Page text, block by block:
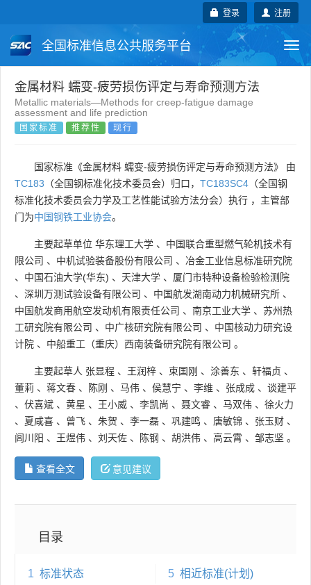
注册
登录
全国标准信息公共服务平台
国家标准 行业标准 地方标准
团体标准 企业标准
金属材料 蠕变-疲劳损伤评定与寿命预测方法
Metallic materials—Methods for creep-fatigue damage
assessment and life prediction
国家标准 推荐性 现行
国家标准《金属材料 蠕变-疲劳损伤评定与寿命预测方法》 由
TC183 （全国钢标准化技术委员会）归口， TC183SC4 （全国钢
标准化技术委员会力学及工艺性能试验方法分会）执行 ，主管部
门为中国钢铁工业协会。
主要起草单位 华东理工大学 、 中国联合重型燃气轮机技术有
限公司 、 中机试验装备股份有限公司 、 冶金工业信息标准研究院
、 中国石油大学(华东) 、 天津大学 、 厦门市特种设备检验检测院
、 深圳万测试验设备有限公司 、 中国航发湖南动力机械研究所 、
中国航发商用航空发动机有限责任公司 、 南京工业大学 、 苏州热
工研究院有限公司 、 中广核研究院有限公司 、 中国核动力研究设
计院 、 中船重工（重庆）西南装备研究院有限公司 。
主要起草人 张显程 、 王润梓 、 束国刚 、 涂善东 、 轩福贞 、
董莉 、 蒋文春 、 陈刚 、 马伟 、 侯慧宁 、 李维 、 张成成 、 谈建平
、 伏喜斌 、 黄星 、 王小威 、 李凯尚 、 聂文睿 、 马双伟 、 徐火力
、 夏咸喜 、 曾飞 、 朱贺 、 李一磊 、 巩建鸣 、 唐敏锦 、 张玉财 、
闾川阳 、 王煜伟 、 刘天佐 、 陈钢 、 胡洪伟 、 高云霄 、 邹志坚 。
查看全文 意见建议
目录
1 标准状态
5 相近标准(计划)